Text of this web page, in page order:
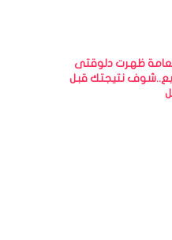
العامة ظهرت دلوقتى
نتيجتك قبل